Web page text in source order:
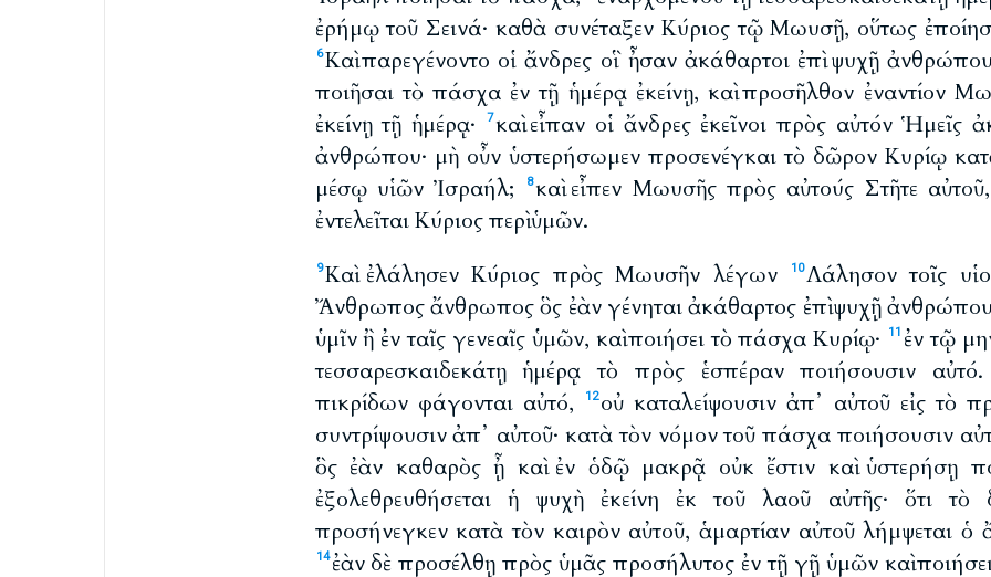
ἐρήμῳ τοῦ Σεινά· καθὰ συνέταξεν Κύριος τῷ Μωυσῇ, οὕτως
6Καὶ παρεγένοντο οἱ ἄνδρες οἳ ἦσαν ἀκάθαρτοι ἐπὶ ψυχῇ
ποιῆσαι τὸ πάσχα ἐν τῇ ἡμέρᾳ ἐκείνῃ, καὶ προσῆλθον ἐναντίον
ἐκείνῃ τῇ ἡμέρᾳ·
7καὶ εἶπαν οἱ ἄνδρες ἐκεῖνοι πρὸς αὐτόν Ἡμεῖς
ἀνθρώπου· μὴ οὖν ὑστερήσωμεν προσενέγκαι τὸ δῶρον Κυρίῳ
μέσῳ υἱῶν Ἰσραήλ;
8καὶ εἶπεν Μωυσῆς πρὸς αὐτούς Στῆτε
ἐντελεῖται Κύριος περὶ ὑμῶν.
9Καὶ ἐλάλησεν Κύριος πρὸς Μωυσῆν λέγων 10Λάλησον τοῖς
Ἄνθρωπος ἄνθρωπος ὃς ἐὰν γένηται ἀκάθαρτος ἐπὶ ψυχῇ
ὑμῖν ἢ ἐν ταῖς γενεαῖς ὑμῶν, καὶ ποιήσει τὸ πάσχα Κυρίῳ·
11 ἐν τῷ
τεσσαρεσκαιδεκάτῃ ἡμέρᾳ τὸ πρὸς ἑσπέραν ποιήσουσιν
πικρίδων φάγονται αὐτό,
12 οὐ καταλείψουσιν ἀπ᾽ αὐτοῦ εἰς τὸ
συντρίψουσιν ἀπ᾽ αὐτοῦ· κατὰ τὸν νόμον τοῦ πάσχα ποιήσουσιν
ὃς ἐὰν καθαρὸς ᾖ καὶ ἐν ὁδῷ μακρᾷ οὐκ ἔστιν καὶ ὑστερήσῃ
ἐξολεθρευθήσεται ἡ ψυχὴ ἐκείνη ἐκ τοῦ λαοῦ αὐτῆς· ὅτι
προσήνεγκεν κατὰ τὸν καιρὸν αὐτοῦ, ἁμαρτίαν αὐτοῦ λήμψεται ὁ
14 ἐὰν δὲ προσέλθῃ πρὸς ὑμᾶς προσήλυτος ἐν τῇ γῇ ὑμῶν καὶ